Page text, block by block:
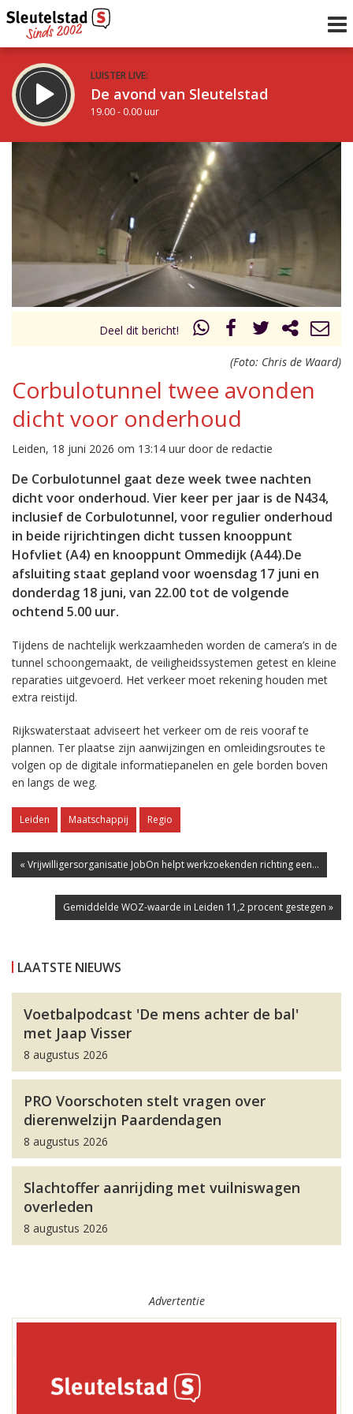
LUISTER LIVE:
De avond van Sleutelstad
19.00 - 0.00 uur
De nacht van Sleutelstad
uur 1 van 0
Inklappen
Deel dit bericht!
(Foto: Chris de Waard)
Corbulotunnel twee avonden
dicht voor onderhoud
Leiden, 18 juni 2026 om 13:14 uur door de redactie
De Corbulotunnel gaat deze week twee nachten
dicht voor onderhoud. Vier keer per jaar is de N434,
inclusief de Corbulotunnel, voor regulier onderhoud
in beide rijrichtingen dicht tussen knooppunt
Hofvliet (A4) en knooppunt Ommedijk (A44).De
afsluiting staat gepland voor woensdag 17 juni en
donderdag 18 juni, van 22.00 tot de volgende
ochtend 5.00 uur.
Tijdens de nachtelijk werkzaamheden worden de camera’s in de
tunnel schoongemaakt, de veiligheidssystemen getest en kleine
reparaties uitgevoerd. Het verkeer moet rekening houden met
extra reistijd.
Rijkswaterstaat adviseert het verkeer om de reis vooraf te
plannen. Ter plaatse zijn aanwijzingen en omleidingsroutes te
volgen op de digitale informatiepanelen en gele borden boven
en langs de weg.
Leiden Maatschappij Regio
« Vrijwilligersorganisatie JobOn helpt werkzoekenden richting een...
Gemiddelde WOZ-waarde in Leiden 11,2 procent gestegen »
LAATSTE NIEUWS
Voetbalpodcast 'De mens achter de bal'
met Jaap Visser
8 augustus 2026
PRO Voorschoten stelt vragen over
dierenwelzijn Paardendagen
8 augustus 2026
Slachtoffer aanrijding met vuilniswagen
overleden
8 augustus 2026
Advertentie